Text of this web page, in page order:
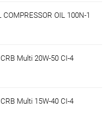
OIL 100N-1
Multi 20W-50 CI-4
Multi 15W-40 CI-4